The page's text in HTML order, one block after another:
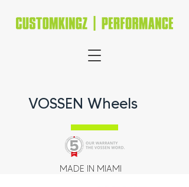
VOSSEN Wheels
MADE IN MIAMI